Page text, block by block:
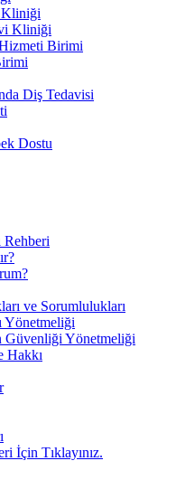
Kliniği
Kliniği
Birimi
Diş Tedavisi
Dostu
Rehberi
ve Sorumlulukları
Yönetmeliği
Güvenliği Yönetmeliği
Hakkı
İçin Tıklayınız.